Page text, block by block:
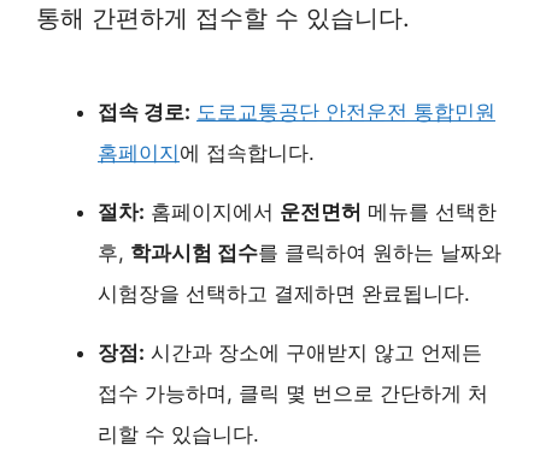
통해 간편하게 접수할 수 있습니다.
접속 경로: 도로교통공단 안전운전 통합민원
홈페이지에 접속합니다.
절차: 홈페이지에서 운전면허 메뉴를 선택한
후, 학과시험 접수를 클릭하여 원하는 날짜와
시험장을 선택하고 결제하면 완료됩니다.
장점: 시간과 장소에 구애받지 않고 언제든
접수 가능하며, 클릭 몇 번으로 간단하게 처
리할 수 있습니다.